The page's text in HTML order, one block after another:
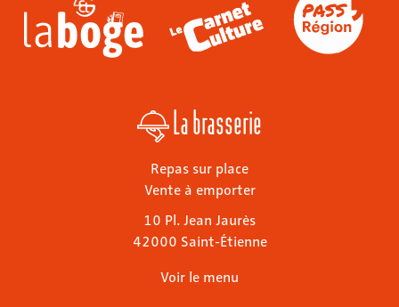
La brasserie
Repas sur place
Vente à emporter
10 Pl. Jean Jaurès
42000 Saint-Étienne
Voir le menu